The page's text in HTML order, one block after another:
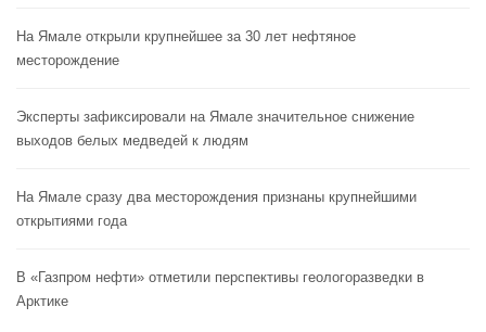
На Ямале открыли крупнейшее за 30 лет нефтяное
месторождение
Эксперты зафиксировали на Ямале значительное снижение
выходов белых медведей к людям
На Ямале сразу два месторождения признаны крупнейшими
открытиями года
В «Газпром нефти» отметили перспективы геологоразведки в
Арктике